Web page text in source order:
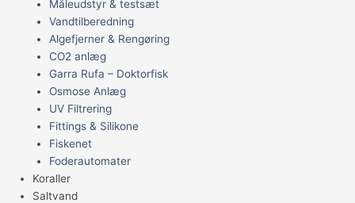
Måleudstyr & testsæt
Vandtilberedning
Algefjerner & Rengøring
CO2 anlæg
Garra Rufa – Doktorfisk
Osmose Anlæg
UV Filtrering
Fittings & Silikone
Fiskenet
Foderautomater
Koraller
Saltvand